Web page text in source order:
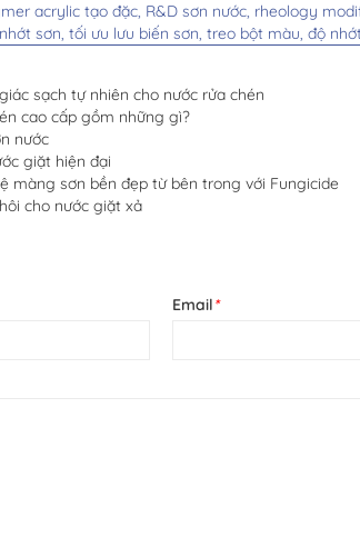
acrylic tạo đặc, R&D sơn nước, rheology
sơn, tối ưu lưu biến sơn, treo bột màu, độ
sạch tự nhiên cho nước rửa chén
cao cấp gồm những gì?
nước
giặt hiện đại
màng sơn bền đẹp từ bên trong với Fungicide
cho nước giặt xả
Email*